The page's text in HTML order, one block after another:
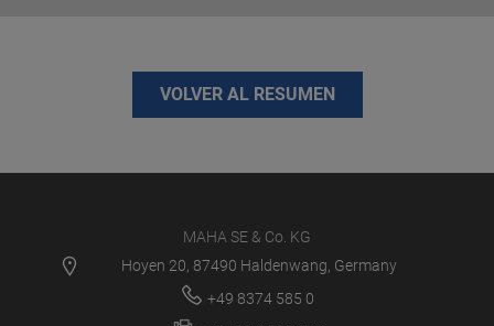
VOLVER AL RESUMEN
MAHA SE & Co. KG
Hoyen 20, 87490 Haldenwang, Germany
+49 8374 585 0